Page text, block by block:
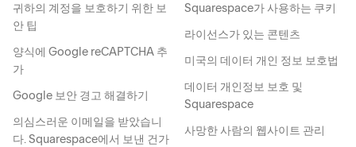
귀하의 계정을 보호하기 위한 보
안 팁
양식에 Google reCAPTCHA 추
가
Google 보안 경고 해결하기
의심스러운 이메일을 받았습니
다. Squarespace에서 보낸 건가
Squarespace가 사용하는 쿠키
라이선스가 있는 콘텐츠
미국의 데이터 개인 정보 보호법
데이터 개인정보 보호 및
Squarespace
사망한 사람의 웹사이트 관리